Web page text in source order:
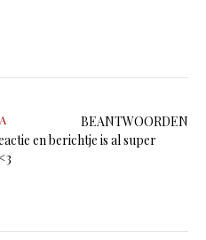
BEANTWOORDEN
en berichtje is al super